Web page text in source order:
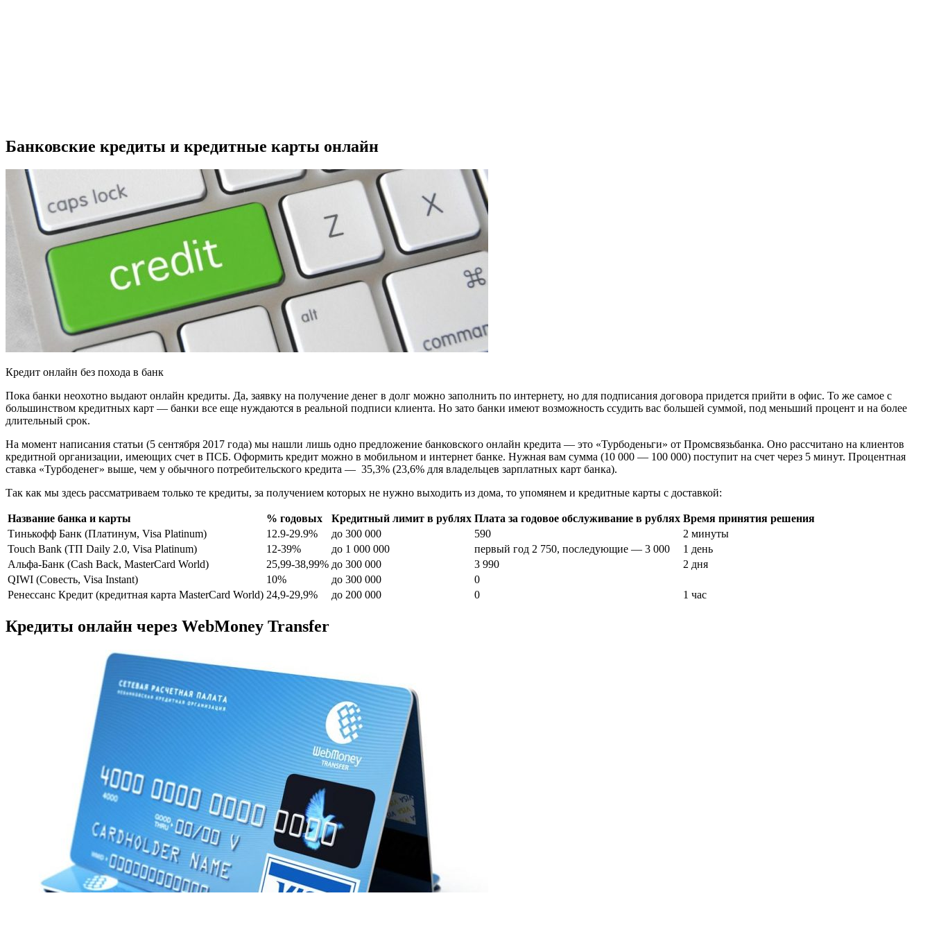
Банковские кредиты и кредитные карты онлайн
Кредит онлайн без похода в банк
Пока банки неохотно выдают онлайн кредиты. Да, заявку на получение денег в долг можно заполнить по интернету, но для подписания договора придется прийти в офис. То же самое с
большинством кредитных карт — банки все еще нуждаются в реальной подписи клиента. Но зато банки имеют возможность ссудить вас большей суммой, под меньший процент и на более
длительный срок.
На момент написания статьи (5 сентября 2017 года) мы нашли лишь одно предложение банковского онлайн кредита — это «Турбоденьги» от Промсвязьбанка. Оно рассчитано на клиентов
кредитной организации, имеющих счет в ПСБ. Оформить кредит можно в мобильном и интернет банке. Нужная вам сумма (10 000 — 100 000) поступит на счет через 5 минут. Процентная
ставка «Турбоденег» выше, чем у обычного потребительского кредита — 35,3% (23,6% для владельцев зарплатных карт банка).
Так как мы здесь рассматриваем только те кредиты, за получением которых не нужно выходить из дома, то упомянем и кредитные карты с доставкой:
Название банка и карты % годовых Кредитный лимит в рублях Плата за годовое обслуживание в рублях Время принятия решения
Тинькофф Банк (Платинум, Visa Platinum)
12.9-29.9% до 300 000 590
2 минуты
Touch Bank (ТП Daily 2.0, Visa Platinum)
12-39% до 1 000 000 первый год 2 750, последующие — 3 000
1 день
Альфа-Банк (Cash Back, MasterCard World)
25,99-38,99% до 300 000 3 990
2 дня
QIWI (Совесть, Visa Instant)
10% до 300 000
0
Ренессанс Кредит (кредитная карта MasterCard World) 24,9-29,9% до 200 000 0 1 час
Кредиты онлайн через WebMoney Transfer